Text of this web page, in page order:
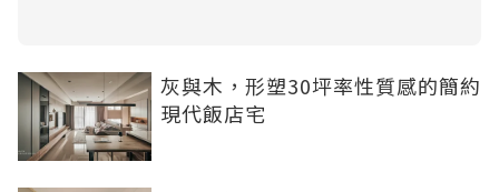
灰與木，形塑30坪率性質感的簡約
現代飯店宅